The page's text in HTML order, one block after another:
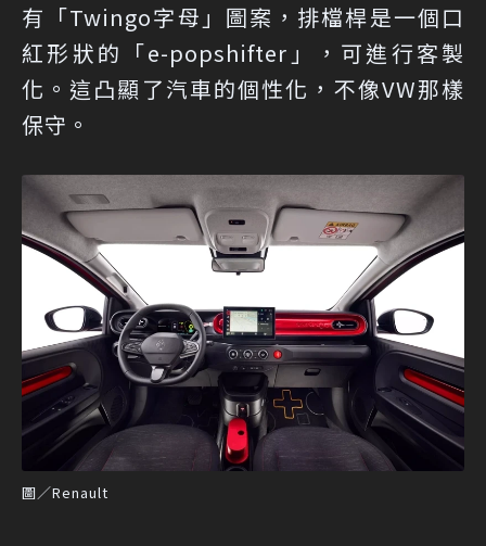
有「Twingo字母」圖案，排檔桿是一個口
紅形狀的「e-popshifter」，可進行客製
化。這凸顯了汽車的個性化，不像VW那樣
保守。
圖／Renault